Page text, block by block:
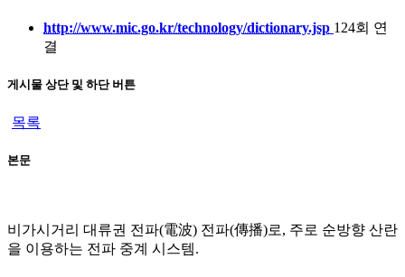
http://www.mic.go.kr/technology/dictionary.jsp 124회 연
결
게시물 상단 및 하단 버튼
목록
본문
비가시거리 대류권 전파(電波) 전파(傳播)로, 주로 순방향 산란
을 이용하는 전파 중계 시스템.